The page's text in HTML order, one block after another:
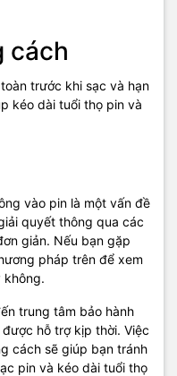
cách
trước khi sạc và hạn
kéo dài tuổi thọ pin và
vào pin là một vấn đề
quyết thông qua các
giản. Nếu bạn gặp
pháp trên để xem
không.
trung tâm bảo hành
hỗ trợ kịp thời. Việc
cách sẽ giúp bạn tránh
pin và kéo dài tuổi thọ